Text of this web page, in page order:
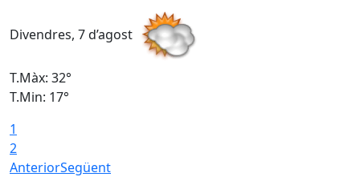
Divendres, 7 d’agost
T.Màx: 32°
T.Min: 17°
1
2
AnteriorSegüent